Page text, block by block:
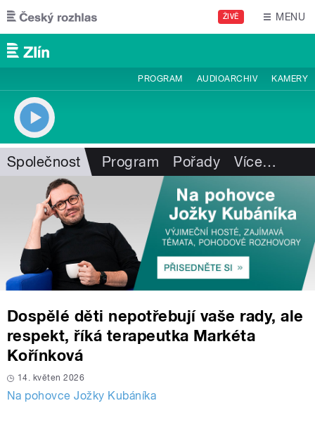
Přejít k hlavnímu obsahu
ŽIVĚ MENU
PROGRAM AUDIOARCHIV KAMERY
Společnost Program Pořady Více…
Dospělé děti nepotřebují vaše rady, ale
respekt, říká terapeutka Markéta
Kořínková
14. květen 2026
Na pohovce Jožky Kubáníka